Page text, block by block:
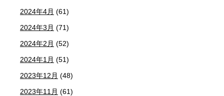
2024年4月 (61)
2024年3月 (71)
2024年2月 (52)
2024年1月 (51)
2023年12月 (48)
2023年11月 (61)